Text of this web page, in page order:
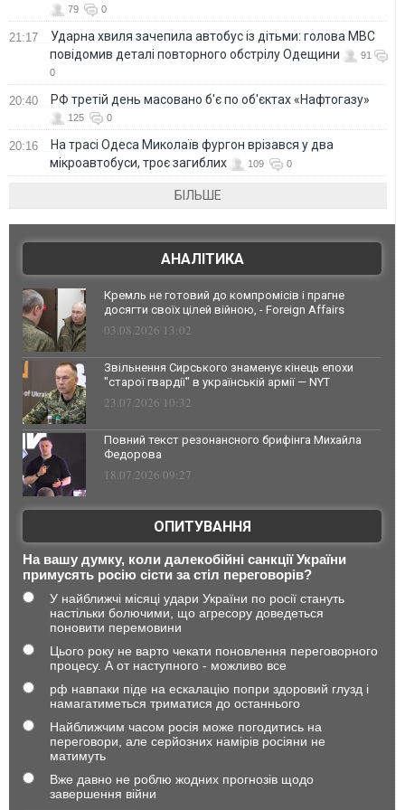
79 0
21:17
Ударна хвиля зачепила автобус із дітьми: голова МВС
повідомив деталі повторного обстрілу Одещини
91
0
20:40 РФ третій день масовано б'є по об'єктах «Нафтогазу»
125 0
20:16
На трасі Одеса Миколаїв фургон врізався у два
мікроавтобуси, троє загиблих
109 0
БІЛЬШЕ
АНАЛІТИКА
Кремль не готовий до компромісів і прагне
досягти своїх цілей війною, - Foreign Affairs
03.08.2026 13:02
Звільнення Сирського знаменує кінець епохи
"старої гвардії" в українській армії — NYT
23.07.2026 10:32
Повний текст резонансного брифінга Михайла
Федорова
18.07.2026 09:27
ОПИТУВАННЯ
На вашу думку, коли далекобійні санкції України
примусять росію сісти за стіл переговорів?
У найближчі місяці удари України по росії стануть
настільки болючими, що агресору доведеться
поновити перемовини
Цього року не варто чекати поновлення переговорного
процесу. А от наступного - можливо все
рф навпаки піде на ескалацію попри здоровий глузд і
намагатиметься триматися до останнього
Найближчим часом росія може погодитись на
переговори, але серйозних намірів росіяни не
матимуть
Вже давно не роблю жодних прогнозів щодо
завершення війни